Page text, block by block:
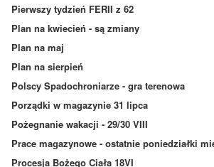
Pierwszy tydzień FERII z 62
Plan na kwiecień - są zmiany
Plan na maj
Plan na sierpień
Polscy Spadochroniarze - gra terenowa
Porządki w magazynie 31 lipca
Pożegnanie wakacji - 29/30 VIII
Prace magazynowe - ostatnie poniedziałki
Procesja Bożego Ciała 18VI